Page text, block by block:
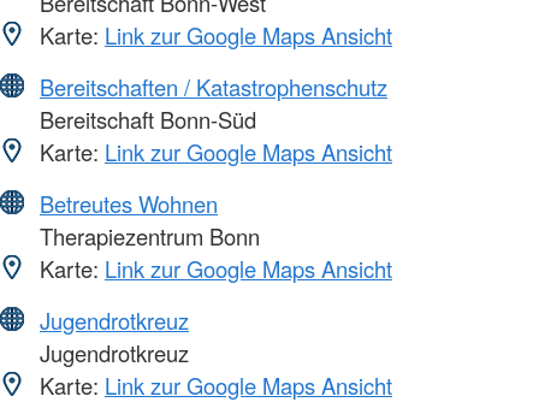
Karte: Link zur Google Maps Ansicht
Bereitschaften / Katastrophenschutz
Bereitschaft Bonn-Süd
Karte: Link zur Google Maps Ansicht
Betreutes Wohnen
Therapiezentrum Bonn
Karte: Link zur Google Maps Ansicht
Jugendrotkreuz
Jugendrotkreuz
Karte: Link zur Google Maps Ansicht